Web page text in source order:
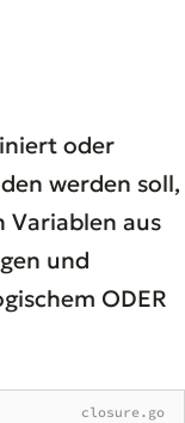
oder
werden soll,
Variablen aus
und
ODER
closure.go